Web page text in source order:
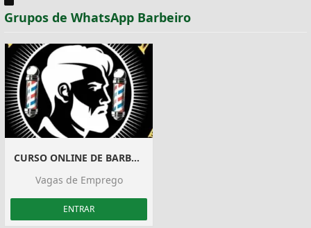
Grupos de WhatsApp Barbeiro
CURSO ONLINE DE BARBEIRO
Vagas de Emprego
ENTRAR